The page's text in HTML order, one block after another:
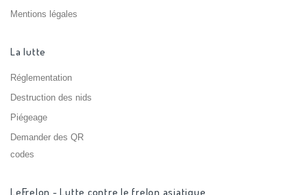
Mentions légales
La lutte
Réglementation
Destruction des nids
Piégeage
Demander des QR
codes
LeFrelon - Lutte contre le frelon asiatique